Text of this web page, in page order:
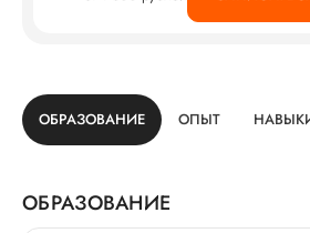
ОБРАЗОВАНИЕ ОПЫТ
ОБРАЗОВАНИЕ